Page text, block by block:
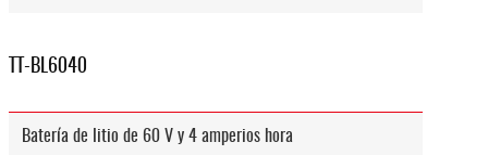
TT-BL6040
Batería de litio de 60 V y 4 amperios hora